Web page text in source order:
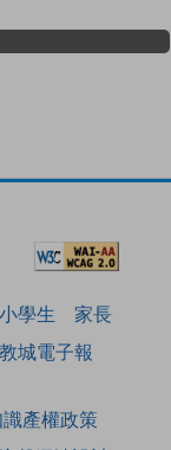
小學生
家長
教城電子報
產權政策